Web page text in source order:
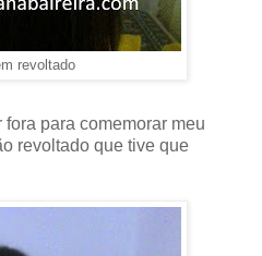
revoltado
para comemorar meu
revoltado que tive que